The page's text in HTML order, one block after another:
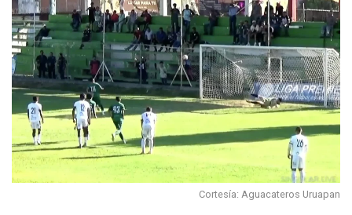
Cortesía: Aguacateros Uruapan